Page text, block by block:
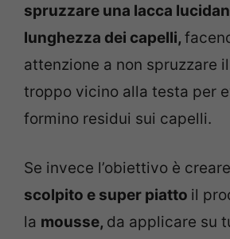
spruzzare una lacca
lunghezza dei capelli,
attenzione a non spruzzare
troppo vicino alla testa per
formino residui sui capelli.
Se invece l’obiettivo è creare
scolpito e super piatto il
la mousse, da applicare su